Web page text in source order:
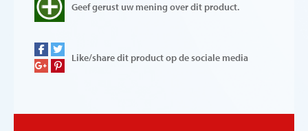
Geef gerust uw mening over dit product.
Like/share dit product op de sociale media